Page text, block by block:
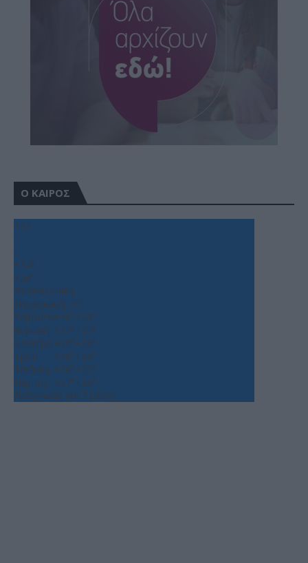
Ο ΚΑΙΡΟΣ
+33
°
C
+34°
+26°
Θεσσαλονίκη
Παρασκευή, 07
Σάββατο+36°+23°
Κυριακή +37°+27°
Δευτέρα +35°+26°
Τρίτη
+36°+25°
Τετάρτη +36°+25°
Πέμπτη
+37°+25°
Πρόγνωση για 7 μέρες